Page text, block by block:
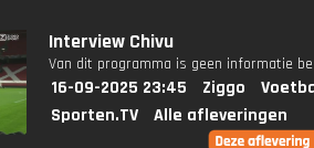
Interview Chivu
Van dit programma is geen informatie
16-09-2025 23:45 Ziggo
Sporten.TV
Alle afleveringen